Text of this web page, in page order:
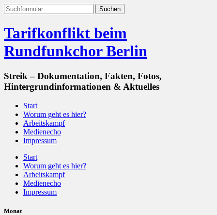
Tarifkonflikt beim
Rundfunkchor Berlin
Streik – Dokumentation, Fakten, Fotos,
Hintergrundinformationen & Aktuelles
Start
Worum geht es hier?
Arbeitskampf
Medienecho
Impressum
Start
Worum geht es hier?
Arbeitskampf
Medienecho
Impressum
Monat